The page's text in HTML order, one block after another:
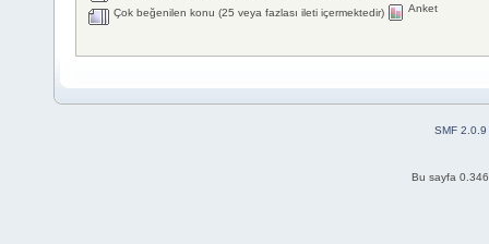
Çok beğenilen konu (25 veya fazlası ileti içermektedir)
Anket
SMF 2.0.9
Bu sayfa